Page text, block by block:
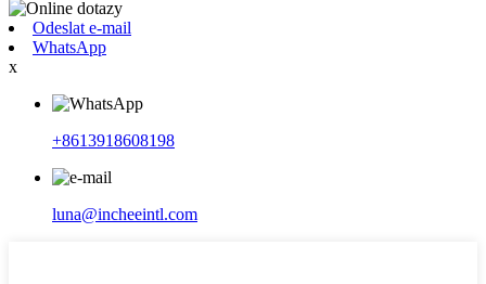
Odeslat e-mail
WhatsApp
x
+8613918608198
luna@incheeintl.com